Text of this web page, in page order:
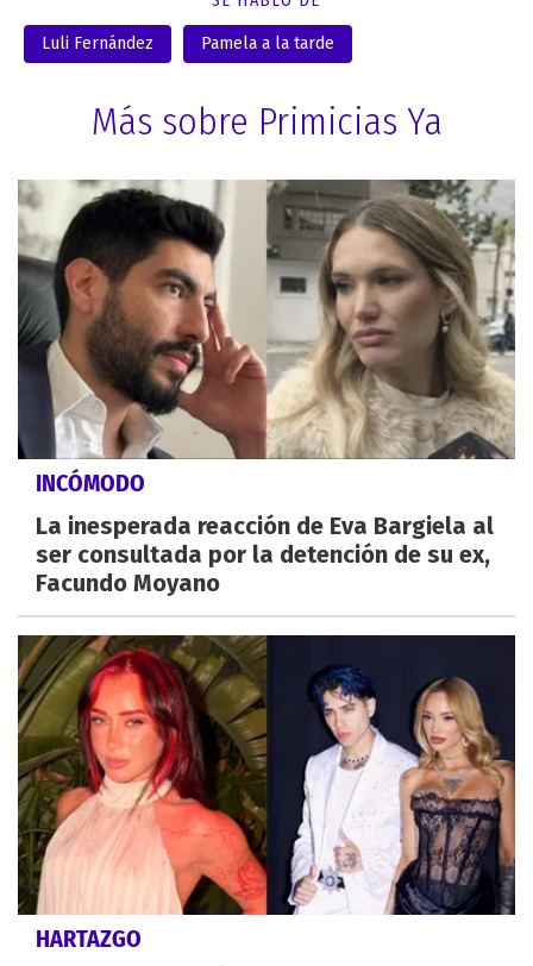
Luli Fernández Pamela a la tarde
Más sobre Primicias Ya
INCÓMODO
La inesperada reacción de Eva Bargiela al
ser consultada por la detención de su ex,
Facundo Moyano
HARTAZGO